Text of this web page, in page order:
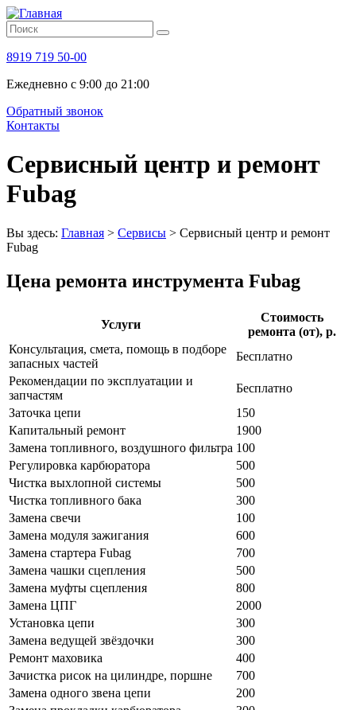
8919 719 50-00
Ежедневно с 9:00 до 21:00
Обратный звонок
Контакты
Сервисный центр и ремонт
Fubag
Вы здесь: Главная > Сервисы > Сервисный центр и ремонт
Fubag
Цена ремонта инструмента Fubag
Услуги
Стоимость
ремонта (от), р.
Консультация, смета, помощь в подборе
запасных частей
Бесплатно
Рекомендации по эксплуатации и
запчастям
Бесплатно
Заточка цепи
150
Капитальный ремонт
1900
Замена топливного, воздушного фильтра 100
Регулировка карбюратора
500
Чистка выхлопной системы
500
Чистка топливного бака
300
Замена свечи
100
Замена модуля зажигания
600
Замена стартера Fubag
700
Замена чашки сцепления
500
Замена муфты сцепления
800
Замена ЦПГ
2000
Установка цепи
300
Замена ведущей звёздочки
300
Ремонт маховика
400
Зачистка рисок на цилиндре, поршне
700
Замена одного звена цепи
200